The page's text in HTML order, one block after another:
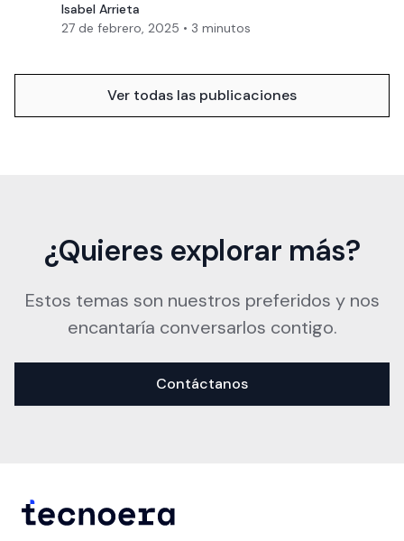
Isabel Arrieta
27 de febrero, 2025 • 3 minutos
Ver todas las publicaciones
¿Quieres explorar más?
Estos temas son nuestros preferidos y nos
encantaría conversarlos contigo.
Contáctanos